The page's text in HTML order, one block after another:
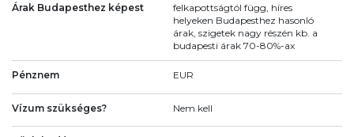
Árak Budapesthez képest
felkapottságtól függ, híres
helyeken Budapesthez hasonló
árak, szigetek nagy részén kb. a
budapesti árak 70-80%-ax
Pénznem EUR
Vízum szükséges? Nem kell